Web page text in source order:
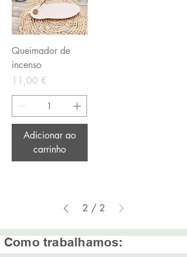
Queimador de
incenso
Preço
11,00 €
Adicionar ao
carrinho
2 / 2
Como trabalhamos: